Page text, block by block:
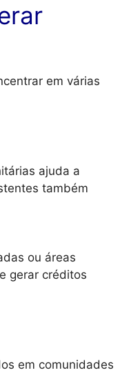
em várias
ajuda a
também
ou áreas
gerar créditos
em comunidades